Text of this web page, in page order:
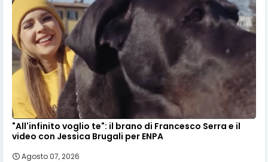
"All'infinito voglio te": il brano di Francesco Serra e il
video con Jessica Brugali per ENPA
Agosto 07, 2026